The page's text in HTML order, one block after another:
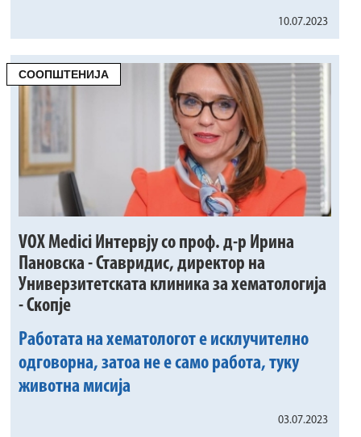
10.07.2023
СООПШТЕНИЈА
VOX Medici Интервју со проф. д-р Ирина
Пановска - Ставридис, директор на
Универзитетската клиника за хематологија
- Скопје
Работата на хематологот е исклучително
одговорна, затоа не е само работа, туку
животна мисија
03.07.2023